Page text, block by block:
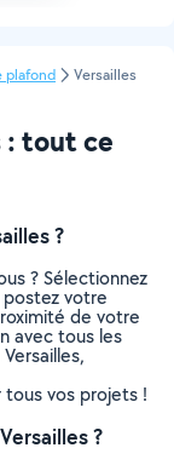
plafond Versailles
: tout ce
?
? Sélectionnez
votre
de votre
avec tous les
tous vos projets !
?